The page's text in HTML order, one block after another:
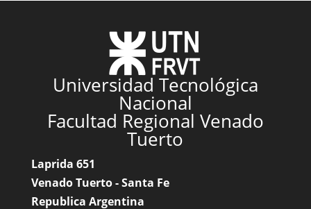
Universidad Tecnológica
Nacional
Facultad Regional Venado
Tuerto
Laprida 651
Venado Tuerto - Santa Fe
Republica Argentina